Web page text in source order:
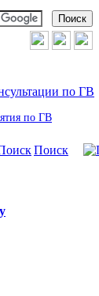
по ГВ
по ГВ
Поиск